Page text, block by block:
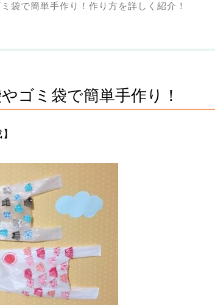
袋で簡単手作り！作り方を詳しく紹介！
ゴミ袋で簡単手作り！